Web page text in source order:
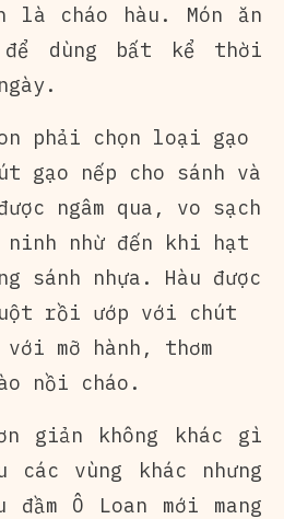
là cháo hàu. Món ăn
dùng bất kể thời
phải chọn loại gạo
gạo nếp cho sánh và
ngâm qua, vo sạch
nhừ đến khi hạt
sánh nhựa. Hàu được
rồi ướp với chút
mỡ hành, thơm
nồi cháo.
giản không khác gì
các vùng khác nhưng
Ô Loan mới mang